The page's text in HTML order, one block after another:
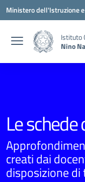
Vai ai contenuti
Vai al menu di navigazione
Vai al footer
Ministero dell'Istruzione
Istituto
Nino
Le
creati dai
disposizione